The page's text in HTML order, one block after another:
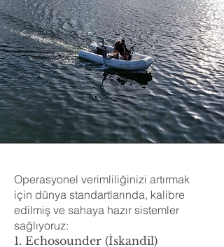
Operasyonel verimliliğinizi artırmak
için dünya standartlarında, kalibre
edilmiş ve sahaya hazır sistemler
sağlıyoruz:
1. Echosounder (İskandil)